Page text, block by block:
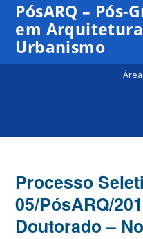
PósARQ – Pós-
em
Urbanismo
Processo
05/PósARQ/
Doutorado –